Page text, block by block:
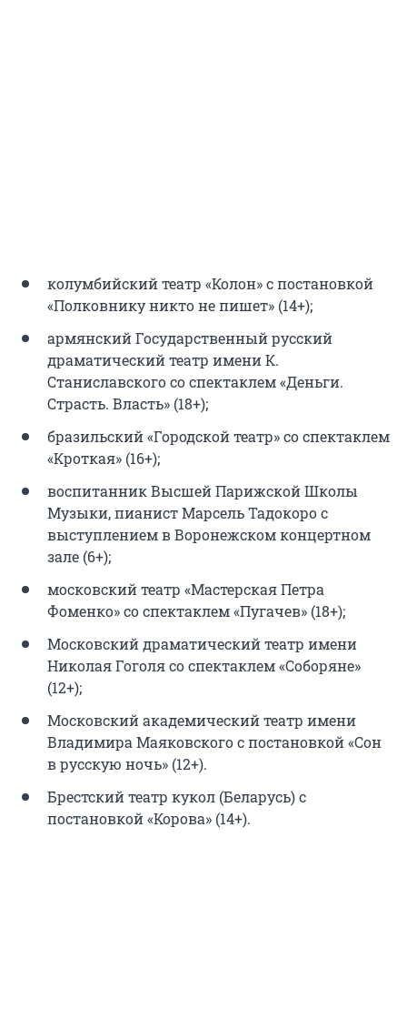
колумбийский театр «Колон» с постановкой
«Полковнику никто не пишет» (14+);
армянский Государственный русский
драматический театр имени К.
Станиславского со спектаклем «Деньги.
Страсть. Власть» (18+);
бразильский «Городской театр» со спектаклем
«Кроткая» (16+);
воспитанник Высшей Парижской Школы
Музыки, пианист Марсель Тадокоро с
выступлением в Воронежском концертном
зале (6+);
московский театр «Мастерская Петра
Фоменко» со спектаклем «Пугачев» (18+);
Московский драматический театр имени
Николая Гоголя со спектаклем «Соборяне»
(12+);
Московский академический театр имени
Владимира Маяковского с постановкой «Сон
в русскую ночь» (12+).
Брестский театр кукол (Беларусь) с
постановкой «Корова» (14+).